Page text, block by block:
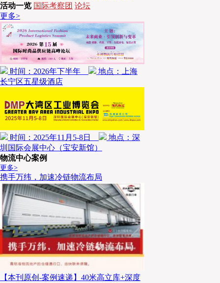
活动一览 国际考察团 论坛
更多>
时间：2026年下半年
地点：上海
长宁区五星级酒店
时间：2025年11月5-8日
地点：深
圳国际会展中心（宝安新馆）
物流中心案例
更多>
携手万纬，加速冷链物流布局
【本刊原创-案例速递】40米高立库+深度